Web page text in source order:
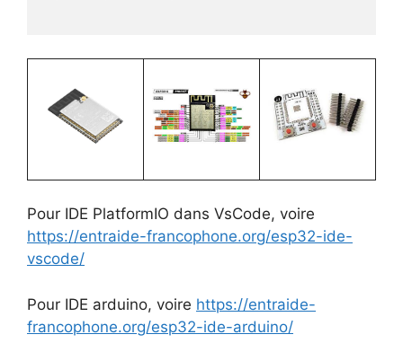
Pour IDE PlatformIO dans VsCode, voire
https://entraide-francophone.org/esp32-ide-
vscode/
Pour IDE arduino, voire https://entraide-
francophone.org/esp32-ide-arduino/